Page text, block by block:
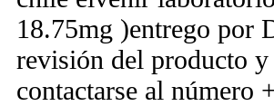
18.75mg )entrego por
revisión del producto
contactarse al número